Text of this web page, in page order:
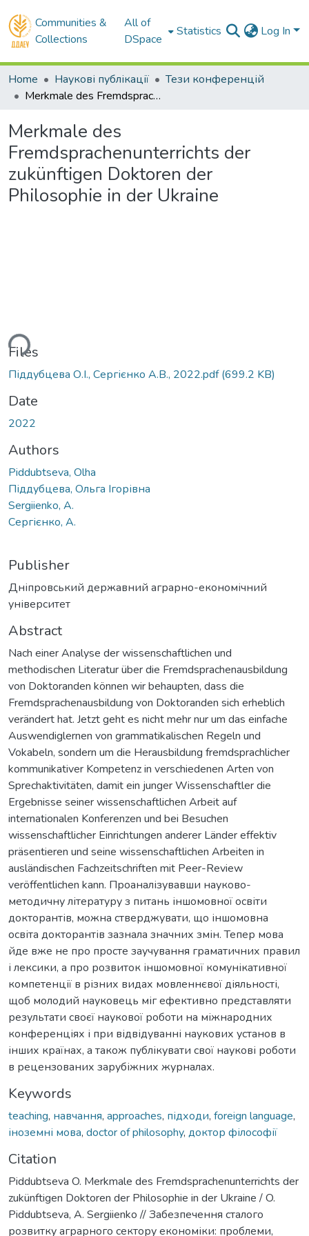
Communities &
Collections
All of
DSpace
Statistics Log In
Home Наукові публікації
Тези конференцій
Merkmale des Fremdsprachenunterrichts der zukünftigen Doktoren der Philosophie in der Ukraine
Merkmale des
Fremdsprachenunterrichts der
zukünftigen Doktoren der
Philosophie in der Ukraine
Files
Піддубцева О.І., Сергієнко А.В., 2022.pdf(699.2 KB)
Date
2022
Authors
Piddubtseva, Olha
Піддубцева, Ольга Ігорівна
Sergiienko, A.
Сергієнко, А.
Publisher
Дніпровський державний аграрно-економічний
університет
Abstract
Nach einer Analyse der wissenschaftlichen und
methodischen Literatur über die Fremdsprachenausbildung
von Doktoranden können wir behaupten, dass die
Fremdsprachenausbildung von Doktoranden sich erheblich
verändert hat. Jetzt geht es nicht mehr nur um das einfache
Auswendiglernen von grammatikalischen Regeln und
Vokabeln, sondern um die Herausbildung fremdsprachlicher
kommunikativer Kompetenz in verschiedenen Arten von
Sprechaktivitäten, damit ein junger Wissenschaftler die
Ergebnisse seiner wissenschaftlichen Arbeit auf
internationalen Konferenzen und bei Besuchen
wissenschaftlicher Einrichtungen anderer Länder effektiv
präsentieren und seine wissenschaftlichen Arbeiten in
ausländischen Fachzeitschriften mit Peer-Review
veröffentlichen kann. Проаналізувавши науково-
методичну літературу з питань іншомовної освіти
докторантів, можна стверджувати, що іншомовна
освіта докторантів зазнала значних змін. Тепер мова
йде вже не про просте заучування граматичних правил
і лексики, а про розвиток іншомовної комунікативної
компетенції в різних видах мовленнєвої діяльності,
щоб молодий науковець міг ефективно представляти
результати своєї наукової роботи на міжнародних
конференціях і при відвідуванні наукових установ в
інших країнах, а також публікувати свої наукові роботи
в рецензованих зарубіжних журналах.
Keywords
teaching, навчання, approaches, підходи, foreign language,
іноземні мова, doctor of philosophy, доктор філософії
Citation
Piddubtseva O. Merkmale des Fremdsprachenunterrichts der
zukünftigen Doktoren der Philosophie in der Ukraine / O.
Piddubtseva, A. Sergiienko // Забезпечення сталого
розвитку аграрного сектору економіки: проблеми,